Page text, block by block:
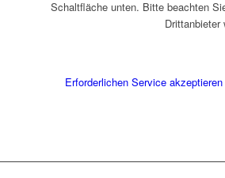
Schaltfläche unten. Bitte beachten
Drittanbieter
Erforderlichen Service